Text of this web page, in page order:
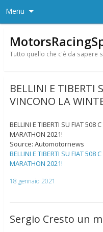
Menu
Tutto quello che c'è da sapere
BELLINI E TIBERTI
VINCONO LA
BELLINI E TIBERTI SU FIAT 508
MARATHON 2021!
Source: Automotornews
BELLINI E TIBERTI SU FIAT 508
MARATHON 2021!
18 gennaio 2021
Sergio Cresto un